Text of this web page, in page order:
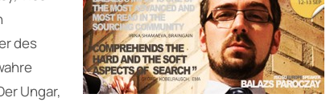
des
Ungar,